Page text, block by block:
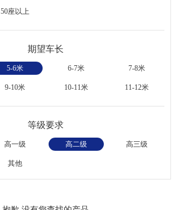
50座以上
期望车长
5-6米 6-7米 7-8米
9-10米 10-11米 11-12米
等级要求
高一级 高二级 高三级
其他